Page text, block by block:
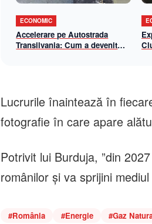
ECONOMIC
Accelerare pe Autostrada
Transilvania: Cum a devenit
Lucrurile înaintează în
fotografie în care apare
Potrivit lui Burduja, ”din
românilor şi va sprijini
#România #Energie #Gaz